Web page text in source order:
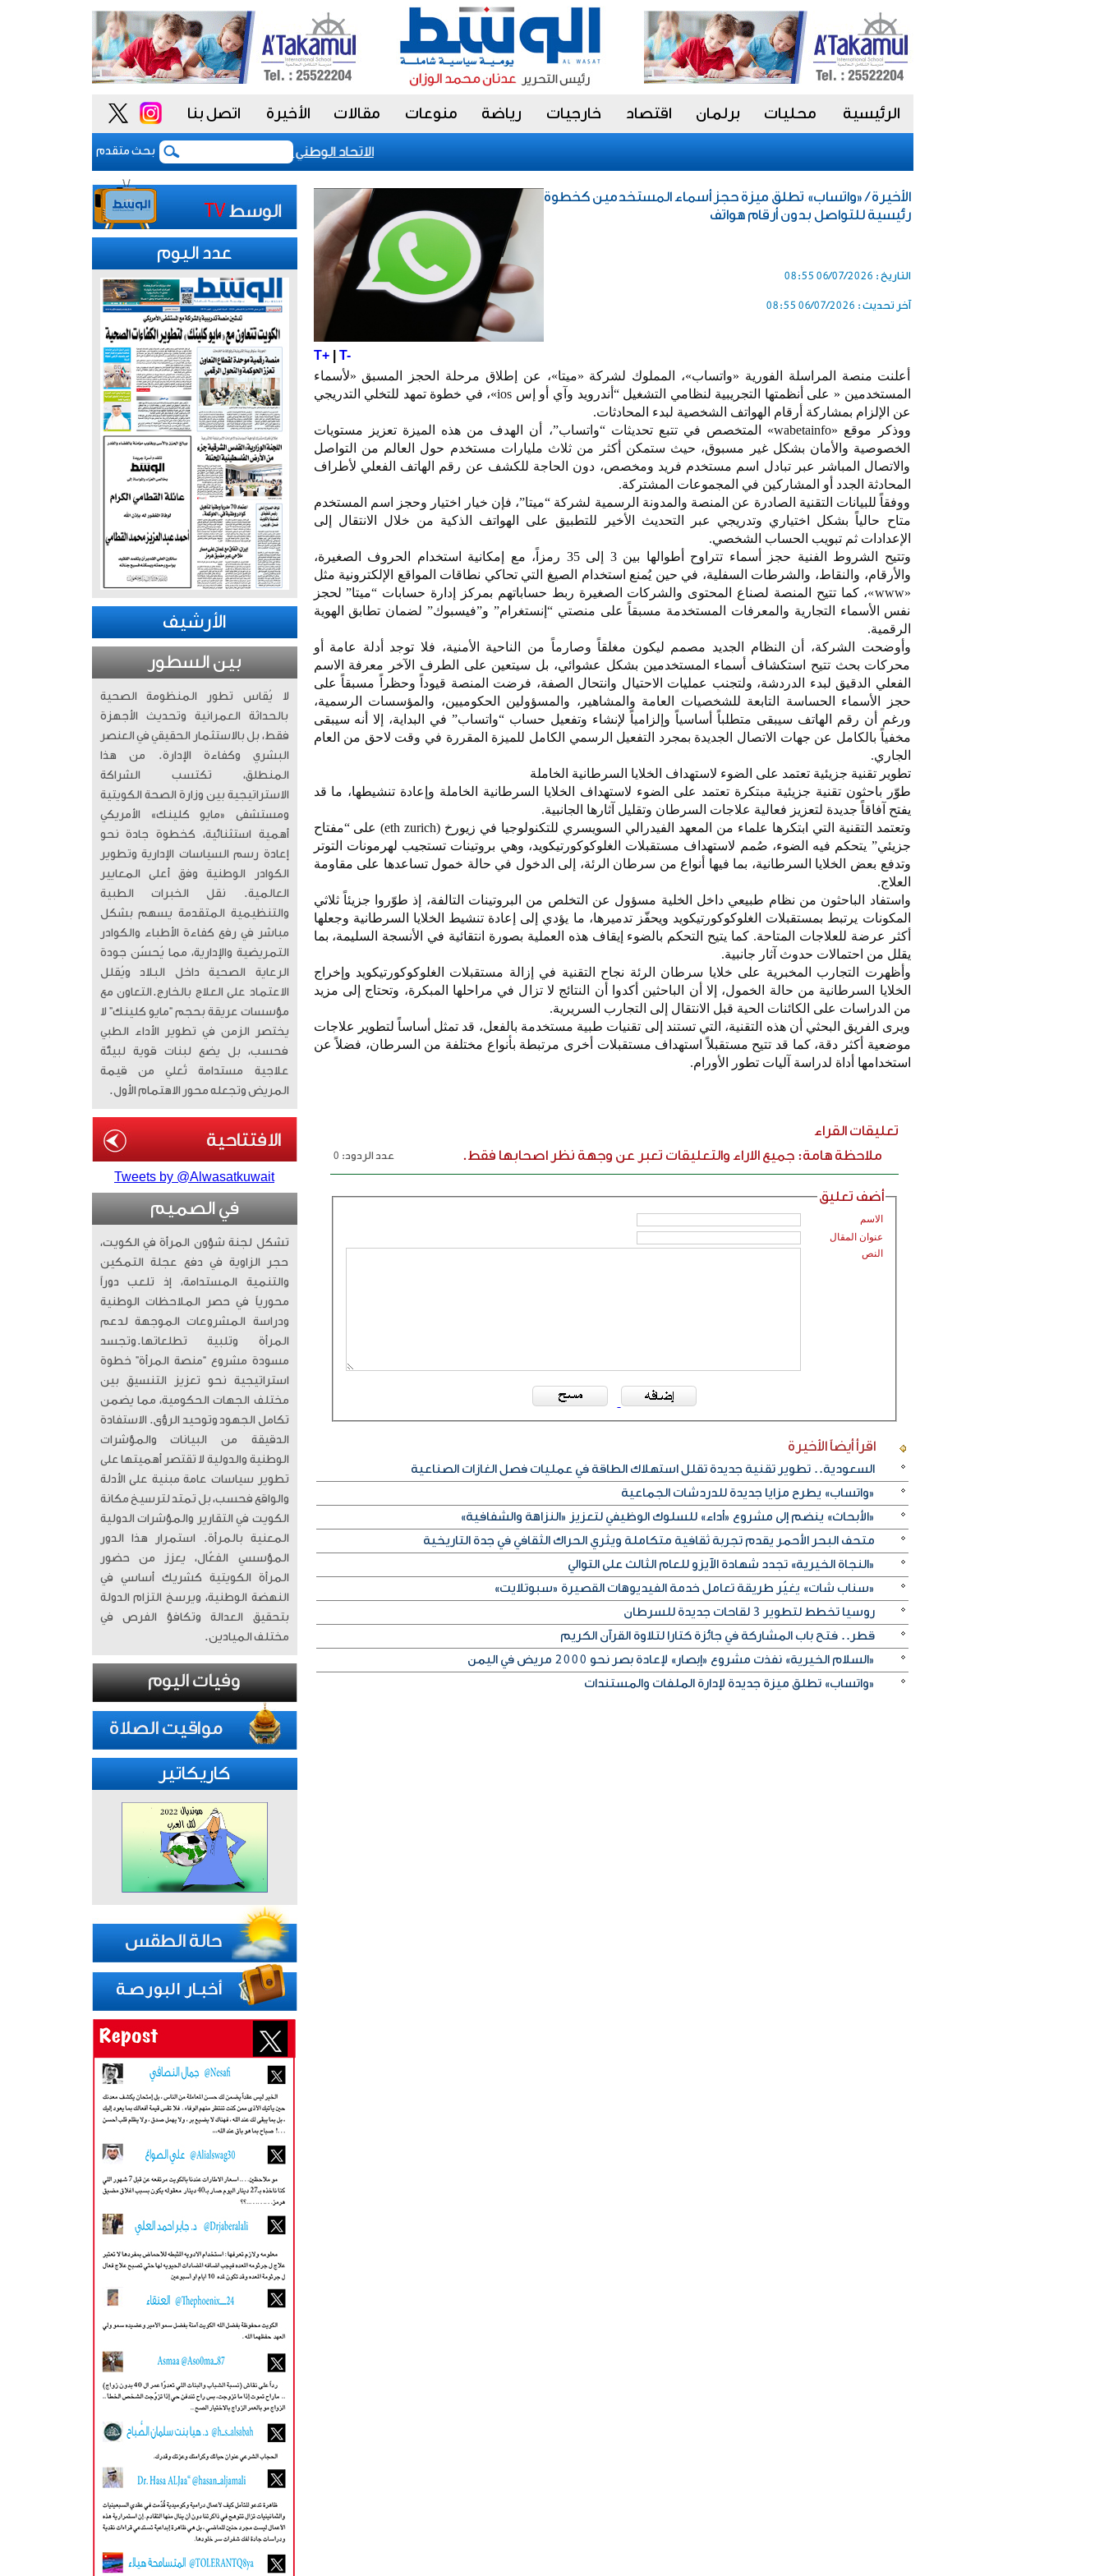
الرئيسية محليات برلمان اقتصاد خارجيات رياضة منوعات مقالات الأخيرة اتصل بنا
بحث متقدم
الاتحاد الوطني للموظفين: موظفو الكويت سطروا ملحمة وطنية
الأخيرة / «واتساب» تطلق ميزة حجز أسماء المستخدمين كخطوة
رئيسية للتواصل بدون أرقام هواتف
التاريخ : 06/07/2026 08:55
آخر تحديث : 06/07/2026 08:55
T+| T-
أعلنت منصة المراسلة الفورية «واتساب»، المملوك لشركة «ميتا»، عن إطلاق مرحلة الحجز المسبق «لأسماء
المستخدمين « على أنظمتها التجريبية لنظامي التشغيل “أندرويد وآي أو إس ios»، في خطوة تمهد للتخلي التدريجي
عن الإلزام بمشاركة أرقام الهواتف الشخصية لبدء المحادثات.
ووذكر موقع «wabetainfo» المتخصص في تتبع تحديثات “واتساب”، أن الهدف من هذه الميزة تعزيز مستويات
الخصوصية والأمان بشكل غير مسبوق، حيث ستمكن أكثر من ثلاث مليارات مستخدم حول العالم من التواصل
والاتصال المباشر عبر تبادل اسم مستخدم فريد ومخصص، دون الحاجة للكشف عن رقم الهاتف الفعلي لأطراف
المحادثة الجدد أو المشاركين في المجموعات المشتركة.
ووفقاً للبيانات التقنية الصادرة عن المنصة والمدونة الرسمية لشركة “ميتا”، فإن خيار اختيار وحجز اسم المستخدم
متاح حالياً بشكل اختياري وتدريجي عبر التحديث الأخير للتطبيق على الهواتف الذكية من خلال الانتقال إلى
الإعدادات ثم تبويب الحساب الشخصي.
وتتيح الشروط الفنية حجز أسماء تتراوح أطوالها بين 3 إلى 35 رمزاً، مع إمكانية استخدام الحروف الصغيرة،
والأرقام، والنقاط، والشرطات السفلية، في حين يُمنع استخدام الصيغ التي تحاكي نطاقات المواقع الإلكترونية مثل
«www»، كما تتيح المنصة لصناع المحتوى والشركات الصغيرة ربط حساباتهم بمركز إدارة حسابات “ميتا” لحجز
نفس الأسماء التجارية والمعرفات المستخدمة مسبقاً على منصتي “إنستغرام” و”فيسبوك” لضمان تطابق الهوية
الرقمية.
وأوضحت الشركة، أن النظام الجديد مصمم ليكون مغلقاً وصارماً من الناحية الأمنية، فلا توجد أدلة عامة أو
محركات بحث تتيح استكشاف أسماء المستخدمين بشكل عشوائي، بل سيتعين على الطرف الآخر معرفة الاسم
الفعلي الدقيق لبدء الدردشة، ولتجنب عمليات الاحتيال وانتحال الصفة، فرضت المنصة قيوداً وحظراً مسبقاً على
حجز الأسماء الحساسة التابعة للشخصيات العامة والمشاهير، والمسؤولين الحكوميين، والمؤسسات الرسمية،
ورغم أن رقم الهاتف سيبقى متطلباً أساسياً وإلزامياً لإنشاء وتفعيل حساب “واتساب” في البداية، إلا أنه سيبقى
مخفياً بالكامل عن جهات الاتصال الجديدة بمجرد التفعيل الرسمي الكامل للميزة المقررة في وقت لاحق من العام
الجاري.
تطوير تقنية جزيئية تعتمد على الضوء لاستهداف الخلايا السرطانية الخاملة
طوّر باحثون تقنية جزيئية مبتكرة تعتمد على الضوء لاستهداف الخلايا السرطانية الخاملة وإعادة تنشيطها، ما قد
يفتح آفاقاً جديدة لتعزيز فعالية علاجات السرطان وتقليل آثارها الجانبية.
وتعتمد التقنية التي ابتكرها علماء من المعهد الفيدرالي السويسري للتكنولوجيا في زيورخ (eth zurich) على “مفتاح
جزيئي” يتحكم فيه الضوء، صُمم لاستهداف مستقبلات الغلوكوكورتيكويد، وهي بروتينات تستجيب لهرمونات التوتر
وتدفع بعض الخلايا السرطانية، بما فيها أنواع من سرطان الرئة، إلى الدخول في حالة خمول تساعدها على مقاومة
العلاج.
واستفاد الباحثون من نظام طبيعي داخل الخلية مسؤول عن التخلص من البروتينات التالفة، إذ طوّروا جزيئاً ثلاثي
المكونات يرتبط بمستقبلات الغلوكوكورتيكويد ويحفّز تدميرها، ما يؤدي إلى إعادة تنشيط الخلايا السرطانية وجعلها
أكثر عرضة للعلاجات المتاحة. كما يتيح التحكم بالضوء إيقاف هذه العملية بصورة انتقائية في الأنسجة السليمة، بما
يقلل من احتمالات حدوث آثار جانبية.
وأظهرت التجارب المخبرية على خلايا سرطان الرئة نجاح التقنية في إزالة مستقبلات الغلوكوكورتيكويد وإخراج
الخلايا السرطانية من حالة الخمول، إلا أن الباحثين أكدوا أن النتائج لا تزال في مراحلها المبكرة، وتحتاج إلى مزيد
من الدراسات على الكائنات الحية قبل الانتقال إلى التجارب السريرية.
ويرى الفريق البحثي أن هذه التقنية، التي تستند إلى تقنيات طبية مستخدمة بالفعل، قد تمثل أساساً لتطوير علاجات
موضعية أكثر دقة، كما قد تتيح مستقبلاً استهداف مستقبلات أخرى مرتبطة بأنواع مختلفة من السرطان، فضلاً عن
استخدامها أداة لدراسة آليات تطور الأورام.
تعليقات القراء
ملاحظة هامة: جميع الاراء والتعليقات تعبر عن وجهة نظر اصحابها فقط.
عدد الردود: 0
أضف تعليق
الاسم
عنوان المقال
النص
اقرأ أيضاًالأخيرة
السعودية.. تطوير تقنية جديدة تقلل استهلاك الطاقة في عمليات فصل الغازات الصناعية
«واتساب» يطرح مزايا جديدة للدردشات الجماعية
«الأبحاث» ينضم إلى مشروع «أداء» للسلوك الوظيفي لتعزيز «النزاهة والشفافية»
متحف البحر الأحمر يقدم تجربة ثقافية متكاملة ويثري الحراك الثقافي في جدة التاريخية
«النجاة الخيرية» تجدد شهادة الآيزو للعام الثالث على التوالي
«سناب شات» يغيّر طريقة تعامل خدمة الفيديوهات القصيرة «سبوتلايت»
روسيا تخطط لتطوير 3 لقاحات جديدة للسرطان
قطر.. فتح باب المشاركة في جائزة كتارا لتلاوة القرآن الكريم
«السلام الخيرية» نفذت مشروع «إبصار» لإعادة بصر نحو 2000 مريض في اليمن
«واتساب» تطلق ميزة جديدة لإدارة الملفات والمستندات
عدد اليوم
الأرشيف
بين السطور
لا يُقاس تطور المنظومة الصحية
بالحداثة العمرانية وتحديث الأجهزة
فقط، بل بالاستثمار الحقيقي في العنصر
البشري وكفاءة الإدارة. من هذا
المنطلق، تكتسب الشراكة
الاستراتيجية بين وزارة الصحة الكويتية
ومستشفى «مايو كلينك» الأمريكي
أهمية استثنائية، كخطوة جادة نحو
إعادة رسم السياسات الإدارية وتطوير
الكوادر الوطنية وفق أعلى المعايير
العالمية. ​ نقل الخبرات الطبية
والتنظيمية المتقدمة يسهم بشكل
مباشر في رفع كفاءة الأطباء والكوادر
التمريضية والإدارية، مما يُحسّن جودة
الرعاية الصحية داخل البلاد ويُقلل
الاعتماد على العلاج بالخارج. ​التعاون مع
مؤسسات عريقة بحجم “مايو كلينك” لا
يختصر الزمن في تطوير الأداء الطبي
فحسب، بل يضع لبنات قوية لبيئة
علاجية مستدامة تُعلي من قيمة
المريض وتجعله محور الاهتمام الأول.
Tweets by @Alwasatkuwait
في الصميم
تشكل لجنة شؤون المرأة في الكويت،
حجر الزاوية في دفع عجلة التمكين
والتنمية المستدامة، إذ تلعب دوراً
محورياً في حصر الملاحظات الوطنية
ودراسة المشروعات الموجهة لدعم
المرأة وتلبية تطلعاتها. ​وتجسد
مسودة مشروع “منصة المرأة” خطوة
استراتيجية نحو تعزيز التنسيق بين
مختلف الجهات الحكومية، مما يضمن
تكامل الجهود وتوحيد الرؤى. الاستفادة
الدقيقة من البيانات والمؤشرات
الوطنية والدولية لا تقتصر أهميتها على
تطوير سياسات عامة مبنية على الأدلة
والواقع فحسب، بل تمتد لترسيخ مكانة
الكويت في التقارير والمؤشرات الدولية
المعنية بالمرأة. ​ استمرار هذا الدور
المؤسسي الفعّال، يعزز من حضور
المرأة الكويتية كشريك أساسي في
النهضة الوطنية، ويرسخ التزام الدولة
بتحقيق العدالة وتكافؤ الفرص في
مختلف الميادين.
كاريكاتير